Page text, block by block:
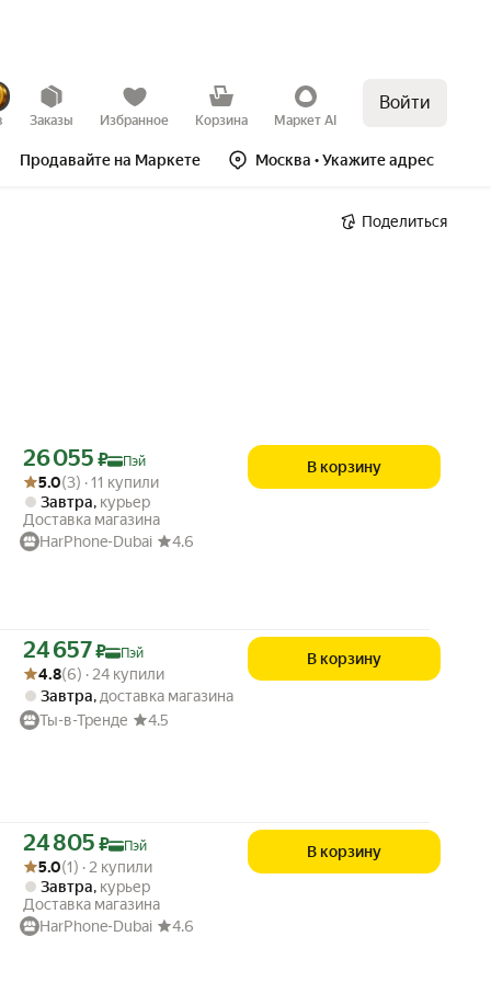
Заказы Избранное Корзина Маркет AI
Войти
Продавайте на Маркете Москва • Укажите адрес
Поделиться
Цена с картой Яндекс Пэй 26055 ₽ вместо
26 055 ₽
Пэй
Рейтинг товара: 5.0 из 5
Оценок: (3) · 11 купили
5.0(3) · 11 купили
Завтра, курьер
Доставка магазина
HarPhone-Dubai
4.6
В корзину
Цена с картой Яндекс Пэй 24657 ₽ вместо
24 657₽
Пэй
Рейтинг товара: 4.8 из 5
Оценок: (6) · 24 купили
4.8(6) · 24 купили
Завтра,доставка магазина
Ты-в-Тренде
4.5
В корзину
Цена с картой Яндекс Пэй 24805 ₽ вместо
24 805 ₽
Пэй
Рейтинг товара: 5.0 из 5
Оценок: (1) · 2 купили
5.0(1) · 2 купили
Завтра, курьер
Доставка магазина
HarPhone-Dubai
4.6
В корзину